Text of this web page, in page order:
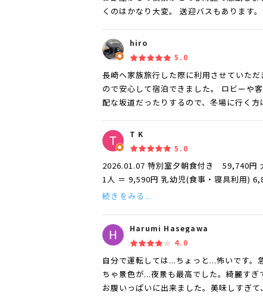
くのはかなり大変。 送迎バスもあります
hiro
5.0
長崎へ家族旅行した際に利用させていた
ので安心して宿泊できました。 ロビーや
配な坂道だったりするので、冬場に行く方
T K
5.0
2026.01.07 特別室夕朝食付き 59,740円
1人 ＝ 9,590円 乳幼児(食事・寝具利用)
続きをみる...
Harumi Hasegawa
4.0
自分で運転しては...ちょっと...怖いです。
ちゃ景色が...夜景も最高でした。綺麗す
お腹いっぱいに出来ました。美味しすぎ